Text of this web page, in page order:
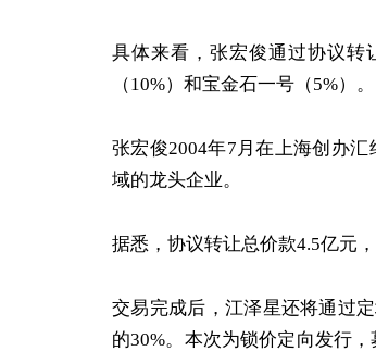
具体来看，张宏俊通过协议转
（10%）和宝金石一号（5%）。
张宏俊2004年7月在上海创办
域的龙头企业。
据悉，协议转让总价款4.5亿元
交易完成后，江泽星还将通过
的30%。本次为锁价定向发行